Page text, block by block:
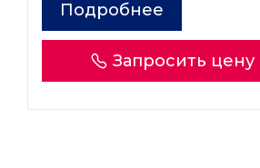
Подробнее
Запросить цену